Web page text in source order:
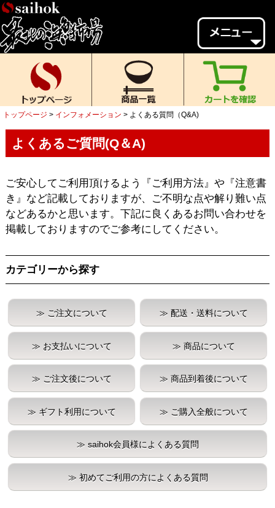
会員様メニュー
ゲスト
様、
いらっしゃいませ。
ご来店ありがとうございます。
新規会員登録 ログイン
MYページ
レビュー投稿 閲覧履歴
当店について
返品について
特定商取引法表示 個人情報の取扱い
トップページ インフォメーション よくある質問（Q&A)
よくあるご質問(Q＆A)
ご安心してご利用頂けるよう『ご利用方法』や『注意書
き』など記載しておりますが、ご不明な点や解り難い点
などあるかと思います。下記に良くあるお問い合わせを
掲載しておりますのでご参考にしてください。
カテゴリーから探す
≫ ご注文について ≫ 配送・送料について
≫ お支払いについて ≫ 商品について
≫ ご注文後について ≫ 商品到着後について
≫ ギフト利用について ≫ ご購入全般について
≫ saihok会員様によくある質問
≫ 初めてご利用の方によくある質問